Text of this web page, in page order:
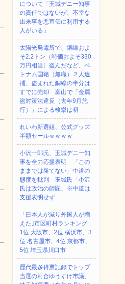
について「玉城デニー知事
の責任ではないが、不幸な
出来事を悪宣伝に利用する
人がいる」
太陽光発電所で、銅線およ
そ2.2トン（時価およそ330
万円相当）盗んだなど、ベ
トナム国籍（無職）２人逮
捕、盗まれた銅線の半分は
すでに売却 富山で「金属
盗対策法違反（去年9月施
行）」による検挙は初
れいわ新選組、公式グッズ
半額セールｗｗｗｗ
小沢一郎氏、玉城デニー知
事を全力応援表明 「この
ままでは勝てない」中道の
態度を批判 玉城氏「小沢
氏は政治の師匠」※中道は
支援表明せず
「日本人が減り外国人が増
えた｣市区町村ランキング
1位 大阪市、2位 横浜市、3
位 名古屋市、4位 京都市、
5位 埼玉県川口市
歴代最多得票記録でトップ
当選の河合ゆうすけ市議、